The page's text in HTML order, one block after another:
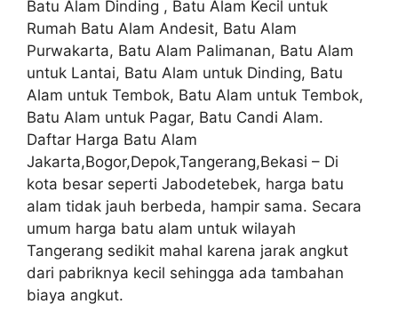
Batu Alam Dinding , Batu Alam Kecil untuk
Rumah Batu Alam Andesit, Batu Alam
Purwakarta, Batu Alam Palimanan, Batu Alam
untuk Lantai, Batu Alam untuk Dinding, Batu
Alam untuk Tembok, Batu Alam untuk Tembok,
Batu Alam untuk Pagar, Batu Candi Alam.
Daftar Harga Batu Alam
Jakarta,Bogor,Depok,Tangerang,Bekasi – Di
kota besar seperti Jabodetebek, harga batu
alam tidak jauh berbeda, hampir sama. Secara
umum harga batu alam untuk wilayah
Tangerang sedikit mahal karena jarak angkut
dari pabriknya kecil sehingga ada tambahan
biaya angkut.